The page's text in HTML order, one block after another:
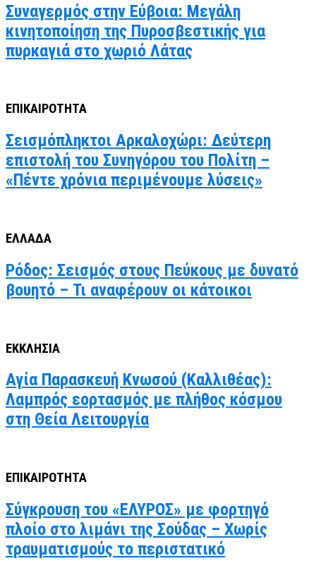
Συναγερμός στην Εύβοια: Μεγάλη
κινητοποίηση της Πυροσβεστικής για
πυρκαγιά στο χωριό Λάτας
ΕΠΙΚΑΙΡΟΤΗΤΑ
Σεισμόπληκτοι Αρκαλοχώρι: Δεύτερη
επιστολή του Συνηγόρου του Πολίτη –
«Πέντε χρόνια περιμένουμε λύσεις»
ΕΛΛΑΔΑ
Ρόδος: Σεισμός στους Πεύκους με δυνατό
βουητό – Τι αναφέρουν οι κάτοικοι
ΕΚΚΛΗΣΙΑ
Αγία Παρασκευή Κνωσού (Καλλιθέας):
Λαμπρός εορτασμός με πλήθος κόσμου
στη Θεία Λειτουργία
ΕΠΙΚΑΙΡΟΤΗΤΑ
Σύγκρουση του «ΕΛΥΡΟΣ» με φορτηγό
πλοίο στο λιμάνι της Σούδας – Χωρίς
τραυματισμούς το περιστατικό